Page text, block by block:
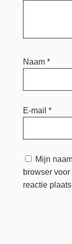
Naam *
E-mail *
Mijn
browser
reactie